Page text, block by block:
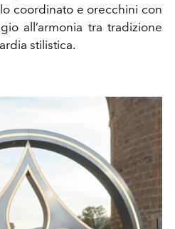
coordinato e orecchini con
all’armonia tra tradizione
stilistica.